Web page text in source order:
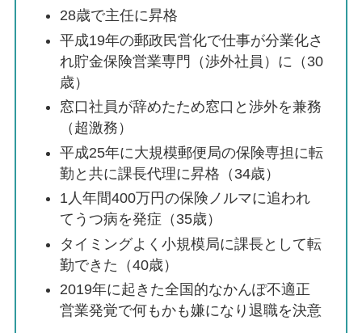
28歳で主任に昇格
平成19年の郵政民営化で仕事が分業化さ
れ貯金保険営業専門
（渉外社員）に（30
歳）
窓口社員が辞めたため窓口と渉外を兼務
（超激務）
平成25年に大規模郵便局の保険専担に転
勤と共に課長代理に昇格（34歳）
1人年間400万円の保険ノルマに追われ
てうつ病を発症（35歳）
タイミングよく小規模局に課長として転
勤できた（40歳）
2019年に起きた全国的なかんぽ不適正
営業発覚で何もかも嫌になり退職を決意